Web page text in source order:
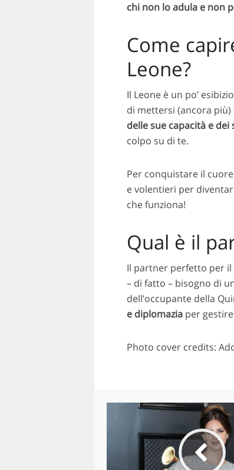
chi non lo adula e non
Come
Leone?
Il Leone è un po’
di mettersi (ancora più)
delle sue capacità e dei
colpo su di te.
Per conquistare il cuore
e volentieri per
che funziona!
Qual è il
Il partner perfetto per il
– di fatto – bisogno di
dell’occupante della
e diplomaziaper gestire
Photo cover credits: